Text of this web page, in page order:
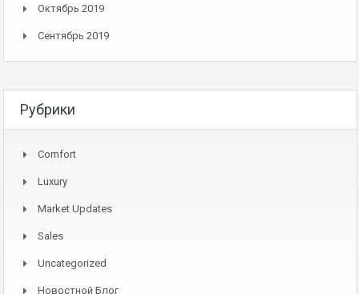
Октябрь 2019
Сентябрь 2019
Рубрики
Comfort
Luxury
Market Updates
Sales
Uncategorized
Новостной Блог